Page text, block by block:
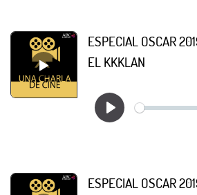
ESPECIAL OSCAR
EL KKKLAN
ESPECIAL OSCAR